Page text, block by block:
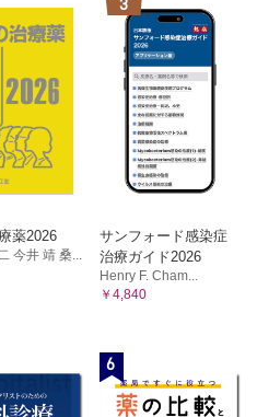
薬2026
今井 靖 桑...
サンフォード感染症
治療ガイド2026
Henry F. Cham...
￥4,840
6